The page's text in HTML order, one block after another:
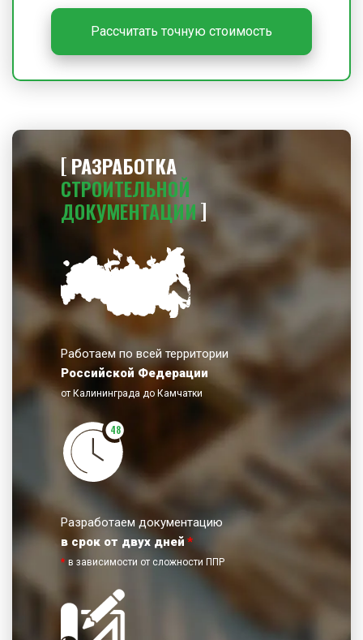
Рассчитать точную стоимость
РАЗРАБОТКА
СТРОИТЕЛЬНОЙ
ДОКУМЕНТАЦИИ
Работаем по всей территории
Российской Федерации
от Калининграда до Камчатки
48
Разработаем документацию
в срок от двух дней *
* в зависимости от сложности ППР